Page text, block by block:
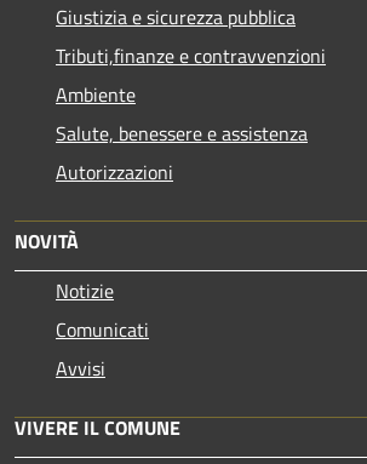
Giustizia e sicurezza pubblica
Tributi,finanze e contravvenzioni
Ambiente
Salute, benessere e assistenza
Autorizzazioni
NOVITÀ
Notizie
Comunicati
Avvisi
VIVERE IL COMUNE